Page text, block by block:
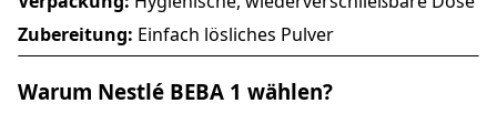
Zubereitung: Einfach lösliches Pulver
Warum Nestlé BEBA 1 wählen?